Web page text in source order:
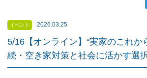
イベント 2026.03.25
5/16【オンライン】“実家のこれ
続・空き家対策と社会に活かす選